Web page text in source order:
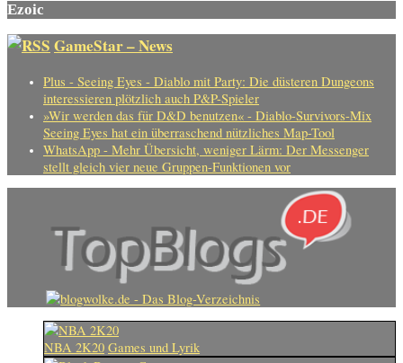
Ezoic
GameStar – News
Plus - Seeing Eyes - Diablo mit Party: Die düsteren Dungeons
interessieren plötzlich auch P&P-Spieler
»Wir werden das für D&D benutzen« - Diablo-Survivors-Mix
Seeing Eyes hat ein überraschend nützliches Map-Tool
WhatsApp - Mehr Übersicht, weniger Lärm: Der Messenger
stellt gleich vier neue Gruppen-Funktionen vor
NBA 2K20 Games und Lyrik